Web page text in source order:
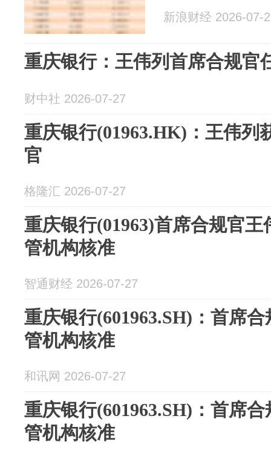
新浪财经 2026-07-
重庆银行：王伟列首席合规官
财中社 2026-07-27
重庆银行(01963.HK)：王伟列
官
格隆汇 2026-07-27
重庆银行(01963)首席合规官
管机构核准
智通财经 2026-07-27
重庆银行(601963.SH)：首席
管机构核准
和讯网 2026-07-27
重庆银行(601963.SH)：首席
管机构核准